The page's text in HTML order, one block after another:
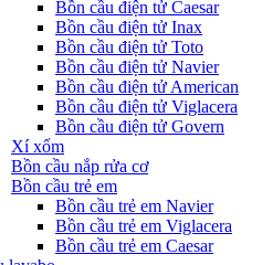
Bồn cầu điện tử Caesar
Bồn cầu điện tử Inax
Bồn cầu điện tử Toto
Bồn cầu điện tử Navier
Bồn cầu điện tử American
Bồn cầu điện tử Viglacera
Bồn cầu điện tử Govern
Xí xổm
Bồn cầu nắp rửa cơ
Bồn cầu trẻ em
Bồn cầu trẻ em Navier
Bồn cầu trẻ em Viglacera
Bồn cầu trẻ em Caesar